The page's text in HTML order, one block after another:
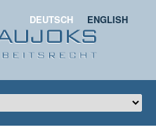
DEUTSCH ENGLISH